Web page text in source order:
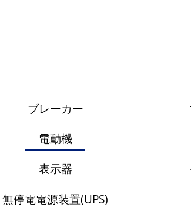
ブレーカー
電動機
表示器
無停電電源装置(UPS)